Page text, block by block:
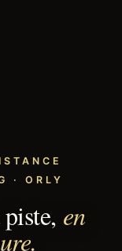
· ORLY
en